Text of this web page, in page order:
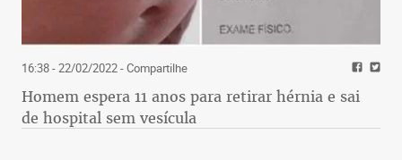
16:38 - 22/02/2022- Compartilhe
Homem espera 11 anos para retirar hérnia e sai
de hospital sem vesícula